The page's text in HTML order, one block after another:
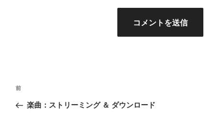
投
稿
ナ
前
の
前
楽曲：ストリーミング ＆ ダウンロード